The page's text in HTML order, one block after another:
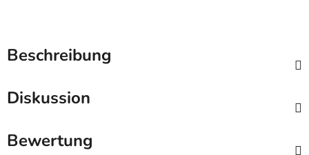
Beschreibung
Diskussion
Bewertung